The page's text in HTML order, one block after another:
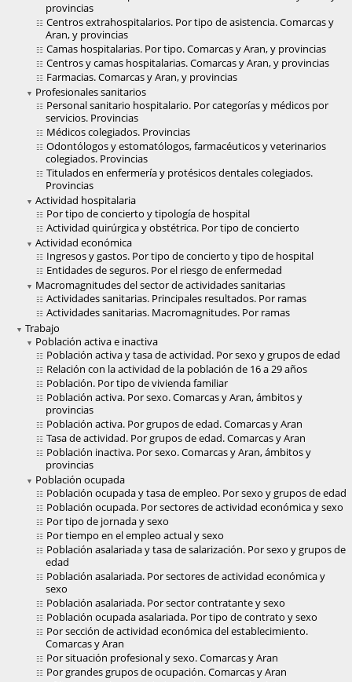
provincias
Centros extrahospitalarios. Por tipo de asistencia. Comarcas y
Aran, y provincias
Camas hospitalarias. Por tipo. Comarcas y Aran, y provincias
Centros y camas hospitalarias. Comarcas y Aran, y provincias
Farmacias. Comarcas y Aran, y provincias
Profesionales sanitarios
Personal sanitario hospitalario. Por categorías y médicos por
servicios. Provincias
Médicos colegiados. Provincias
Odontólogos y estomatólogos, farmacéuticos y veterinarios
colegiados. Provincias
Titulados en enfermería y protésicos dentales colegiados.
Provincias
Actividad hospitalaria
Por tipo de concierto y tipología de hospital
Actividad quirúrgica y obstétrica. Por tipo de concierto
Actividad económica
Ingresos y gastos. Por tipo de concierto y tipo de hospital
Entidades de seguros. Por el riesgo de enfermedad
Macromagnitudes del sector de actividades sanitarias
Actividades sanitarias. Principales resultados. Por ramas
Actividades sanitarias. Macromagnitudes. Por ramas
Trabajo
Población activa e inactiva
Población activa y tasa de actividad. Por sexo y grupos de edad
Relación con la actividad de la población de 16 a 29 años
Población. Por tipo de vivienda familiar
Población activa. Por sexo. Comarcas y Aran, ámbitos y
provincias
Población activa. Por grupos de edad. Comarcas y Aran
Tasa de actividad. Por grupos de edad. Comarcas y Aran
Población inactiva. Por sexo. Comarcas y Aran, ámbitos y
provincias
Población ocupada
Población ocupada y tasa de empleo. Por sexo y grupos de edad
Población ocupada. Por sectores de actividad económica y sexo
Por tipo de jornada y sexo
Por tiempo en el empleo actual y sexo
Población asalariada y tasa de salarización. Por sexo y grupos de
edad
Población asalariada. Por sectores de actividad económica y
sexo
Población asalariada. Por sector contratante y sexo
Población ocupada asalariada. Por tipo de contrato y sexo
Por sección de actividad económica del establecimiento.
Comarcas y Aran
Por situación profesional y sexo. Comarcas y Aran
Por grandes grupos de ocupación. Comarcas y Aran